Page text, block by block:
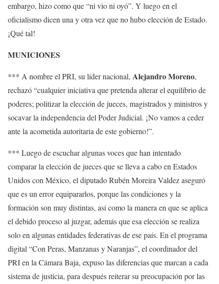
embargo, hizo como que “ni vio ni oyó”. Y luego en el
oficialismo dicen una y otra vez que no hubo elección de Estado.
¡Qué tal!
MUNICIONES
*** A nombre el PRI, su líder nacional, Alejandro Moreno,
rechazó “cualquier iniciativa que pretenda alterar el equilibrio de
poderes; politizar la elección de jueces, magistrados y ministros y
socavar la independencia del Poder Judicial. ¡No vamos a ceder
ante la acometida autoritaria de este gobierno!”.
*** Luego de escuchar algunas voces que han intentado
comparar la elección de jueces que se lleva a cabo en Estados
Unidos con México, el diputado Rubén Moreira Valdez aseguró
que es un error equipararlos, porque las condiciones y la
formación son muy distintas, así como la manera en que se aplica
el debido proceso al juzgar, además que esa elección se realiza
solo en algunas entidades federativas de ese país. En el programa
digital “Con Peras, Manzanas y Naranjas”, el coordinador del
PRI en la Cámara Baja, expuso las diferencias que marcan a cada
sistema de justicia, para después reiterar su preocupación por las